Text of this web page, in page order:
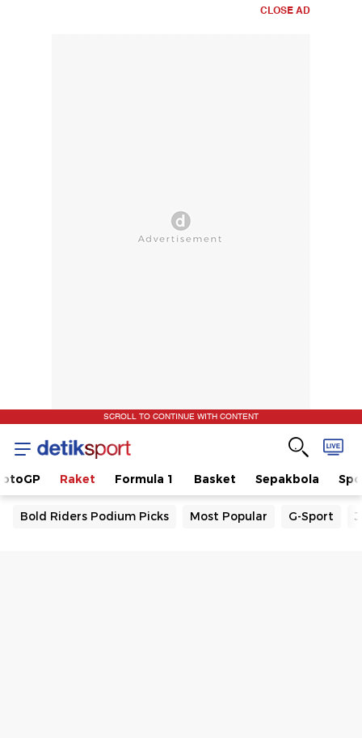
CLOSE AD
SCROLL TO CONTINUE WITH CONTENT
Raket Formula 1 Basket Sepakbola
Bold Riders Podium Picks Most Popular G-Sport